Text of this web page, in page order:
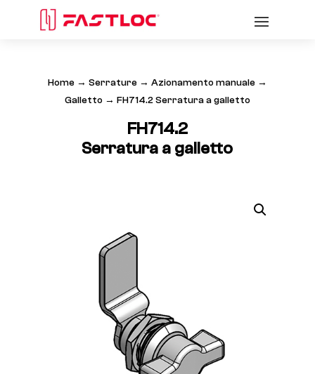
Home→ Serrature→ Azionamento manuale→
Galletto→ FH714.2 Serratura a galletto
FH714.2
Serratura a galletto